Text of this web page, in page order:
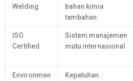
Welding
bahan kimia
tambahan
ISO
Certified
Sistem manajemen
mutu internasional
Environmen
Kepatuhan